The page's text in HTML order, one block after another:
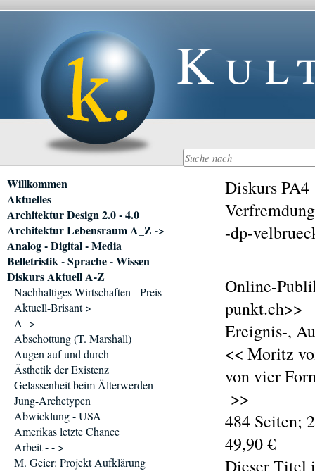
Diskurs
-dp-
Online-
punkt.ch>>
Ereignis-,
<< Moritz
von vier
>>
484 Seiten;
49,90 €
Dieser Titel
Navigation
überspringen
Willkommen
Aktuelles
Architektur Design 2.0 - 4.0
Architektur Lebensraum A_Z ->
Analog - Digital - Media
Belletristik - Sprache - Wissen
Diskurs Aktuell A-Z
Nachhaltiges Wirtschaften - Preis
Aktuell-Brisant >
A ->
Abschottung (T. Marshall)
Augen auf und durch
Ästhetik der Existenz
Gelassenheit beim Älterwerden -
Jung-Archetypen
Abwicklung - USA
Amerikas letzte Chance
Arbeit - - >
M. Geier: Projekt Aufklärung